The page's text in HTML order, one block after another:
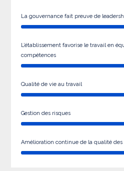
La gouvernance fait preuve de
L’établissement favorise le travail en
compétences
Qualité de vie au travail
Gestion des risques
Amélioration continue de la qualité des